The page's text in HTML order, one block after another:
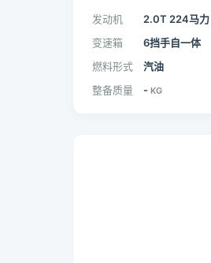
发动机 2.0T 224马力
变速箱
6挡手自一体
燃料形式
汽油
整备质量 - KG